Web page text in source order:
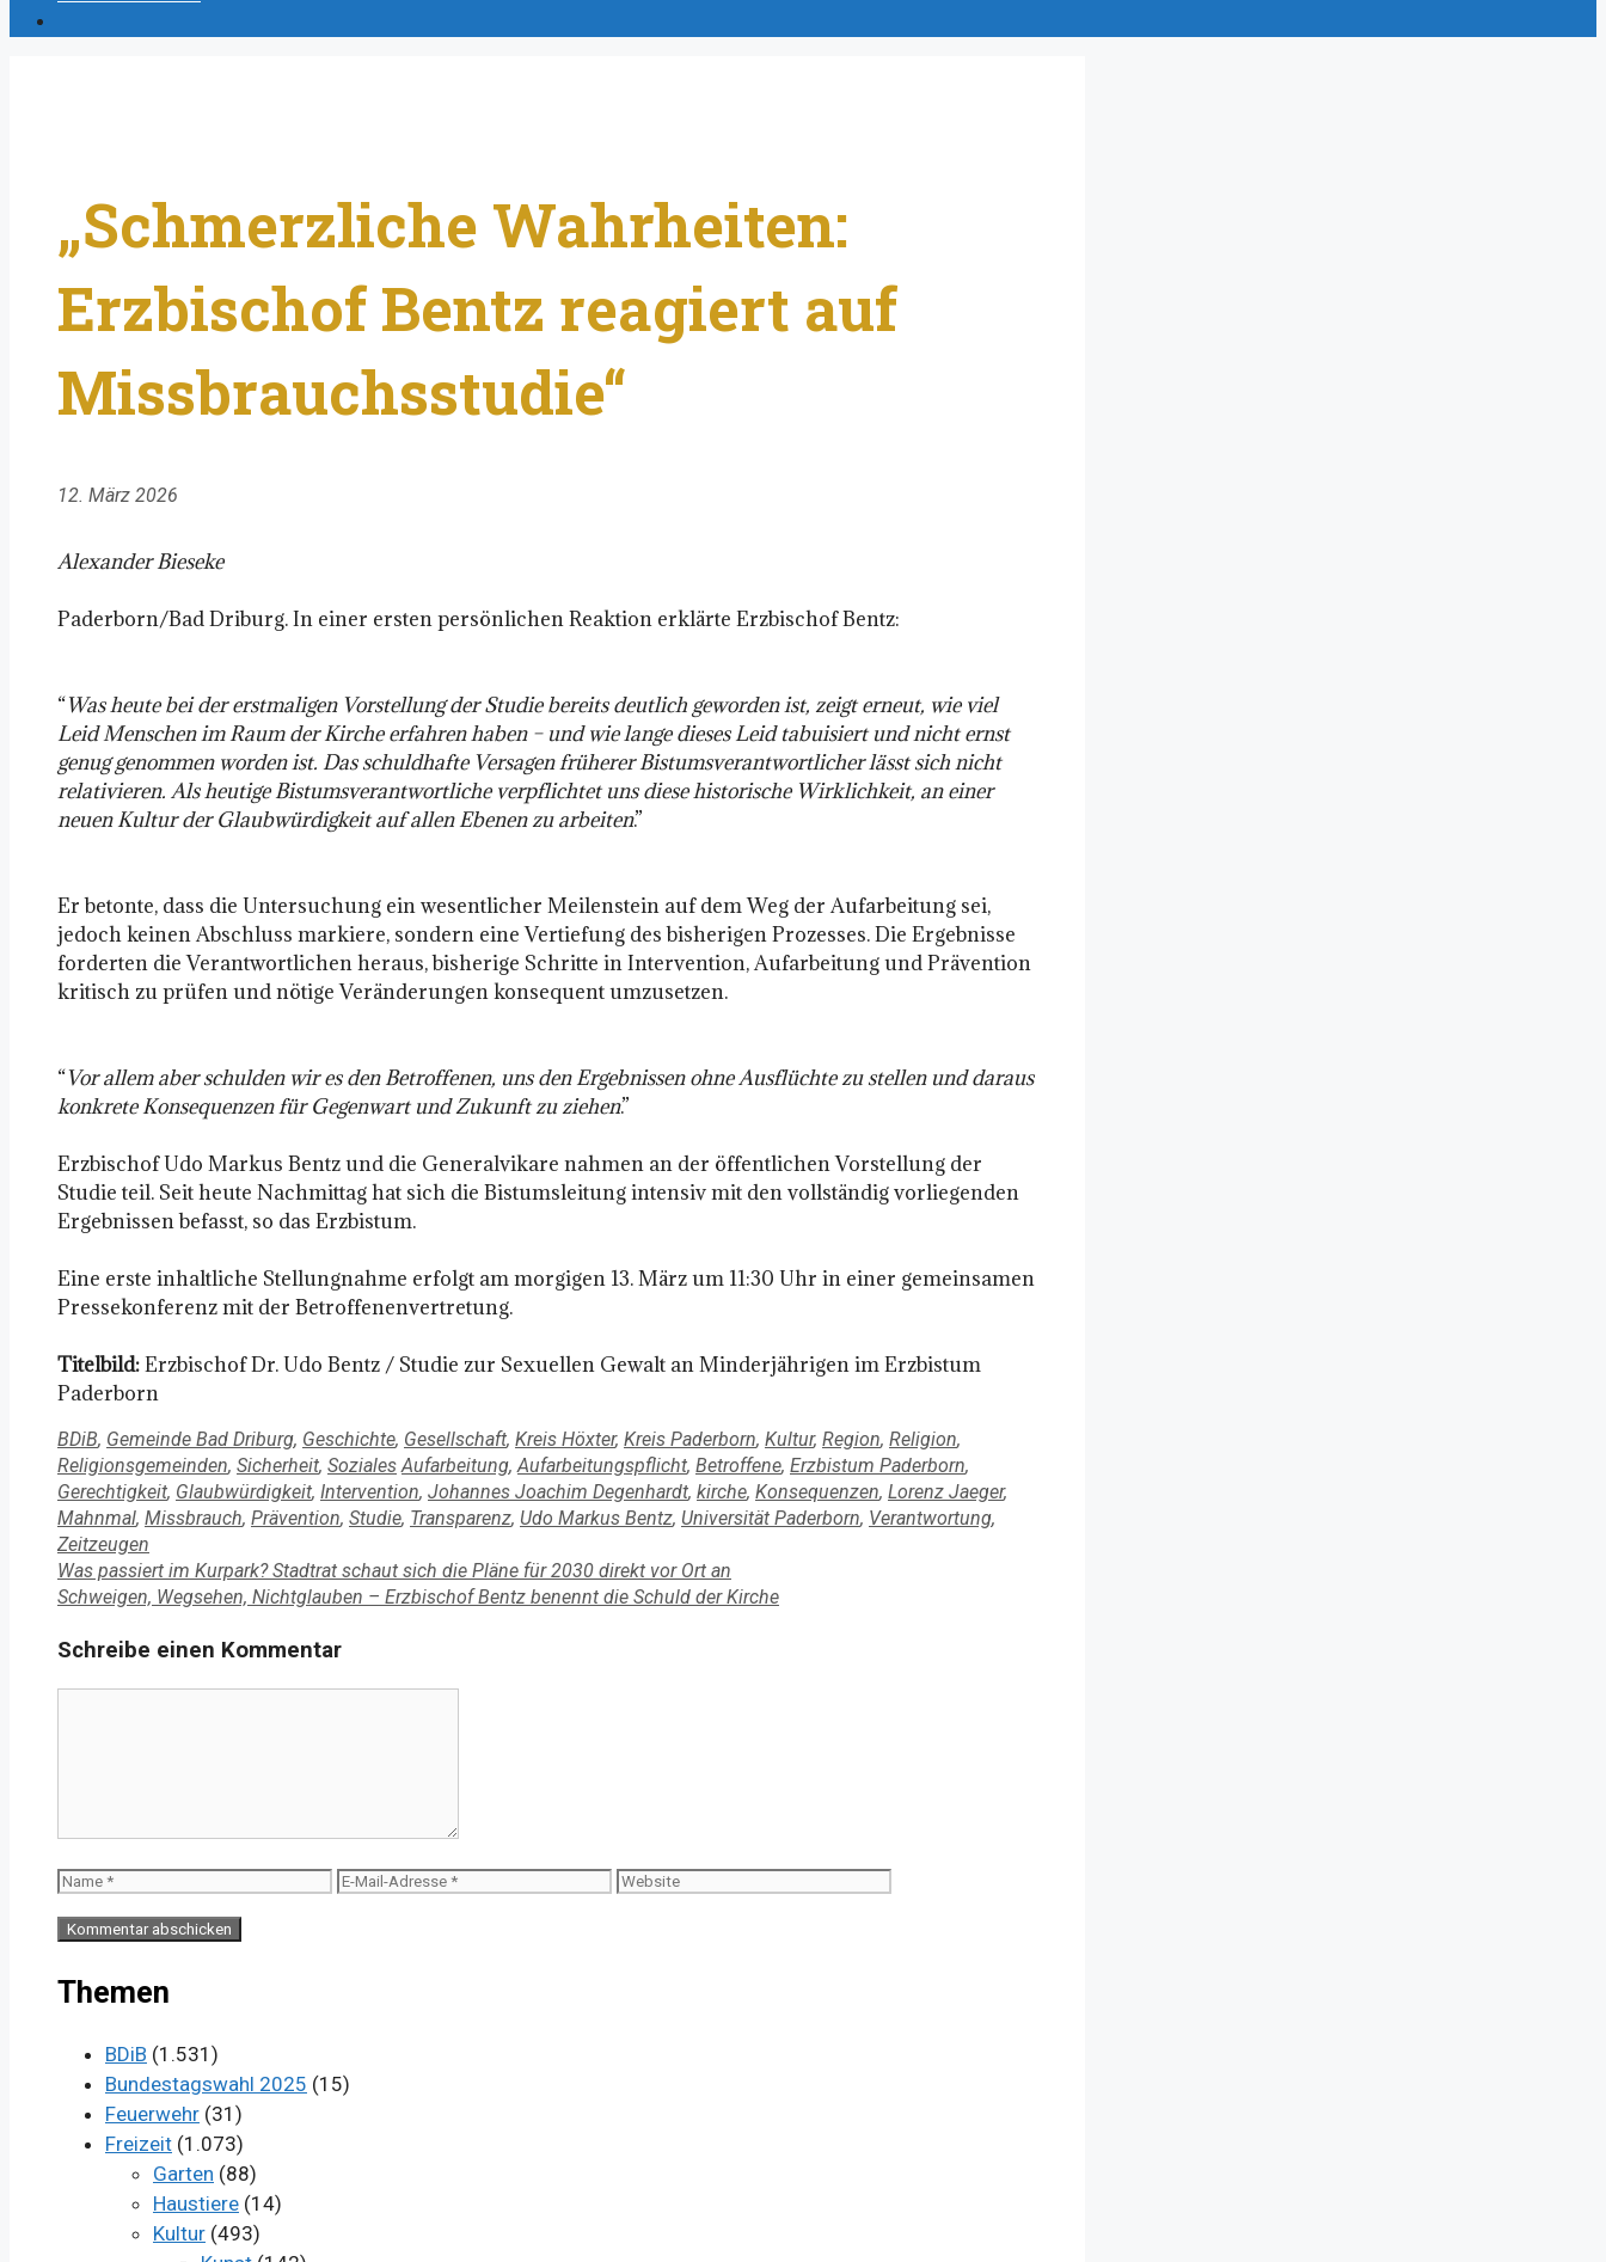
„Schmerzliche Wahrheiten:
Erzbischof Bentz reagiert auf
Missbrauchsstudie“
12. März 2026
Alexander Bieseke
Paderborn/Bad Driburg. In einer ersten persönlichen Reaktion erklärte Erzbischof Bentz:
“Was heute bei der erstmaligen Vorstellung der Studie bereits deutlich geworden ist, zeigt erneut, wie viel
Leid Menschen im Raum der Kirche erfahren haben – und wie lange dieses Leid tabuisiert und nicht ernst
genug genommen worden ist. Das schuldhafte Versagen früherer Bistumsverantwortlicher lässt sich nicht
relativieren. Als heutige Bistumsverantwortliche verpflichtet uns diese historische Wirklichkeit, an einer
neuen Kultur der Glaubwürdigkeit auf allen Ebenen zu arbeiten.”
Er betonte, dass die Untersuchung ein wesentlicher Meilenstein auf dem Weg der Aufarbeitung sei,
jedoch keinen Abschluss markiere, sondern eine Vertiefung des bisherigen Prozesses. Die Ergebnisse
forderten die Verantwortlichen heraus, bisherige Schritte in Intervention, Aufarbeitung und Prävention
kritisch zu prüfen und nötige Veränderungen konsequent umzusetzen.
“Vor allem aber schulden wir es den Betroffenen, uns den Ergebnissen ohne Ausflüchte zu stellen und daraus
konkrete Konsequenzen für Gegenwart und Zukunft zu ziehen.”
Erzbischof Udo Markus Bentz und die Generalvikare nahmen an der öffentlichen Vorstellung der
Studie teil. Seit heute Nachmittag hat sich die Bistumsleitung intensiv mit den vollständig vorliegenden
Ergebnissen befasst, so das Erzbistum.
Eine erste inhaltliche Stellungnahme erfolgt am morgigen 13. März um 11:30 Uhr in einer gemeinsamen
Pressekonferenz mit der Betroffenenvertretung.
Titelbild:Erzbischof Dr. Udo Bentz / Studie zur Sexuellen Gewalt an Minderjährigen im Erzbistum
Paderborn
Kategorien
BDiB, Gemeinde Bad Driburg, Geschichte, Gesellschaft, Kreis Höxter, Kreis Paderborn, Kultur, Region, Religion,
Religionsgemeinden, Sicherheit, Soziales Schlagwörter
Aufarbeitung,Aufarbeitungspflicht, Betroffene, Erzbistum Paderborn,
Gerechtigkeit, Glaubwürdigkeit, Intervention, Johannes Joachim Degenhardt, kirche, Konsequenzen, Lorenz Jaeger,
Mahnmal, Missbrauch, Prävention, Studie, Transparenz, Udo Markus Bentz, Universität Paderborn, Verantwortung,
Zeitzeugen
Was passiert im Kurpark? Stadtrat schaut sich die Pläne für 2030 direkt vor Ort an
Schweigen, Wegsehen, Nichtglauben – Erzbischof Bentz benennt die Schuld der Kirche
Schreibe einen Kommentar
Name
E-
Website
Themen
BDiB (1.531)
Bundestagswahl 2025 (15)
Feuerwehr (31)
Freizeit (1.073)
Garten (88)
Haustiere (14)
Kultur (493)